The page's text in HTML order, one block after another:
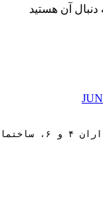
آن هستید
۸۸